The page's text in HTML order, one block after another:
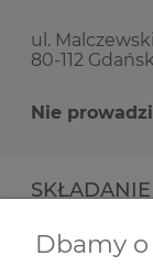
ul.
80-112 Gdańsk
Nie
Dbamy